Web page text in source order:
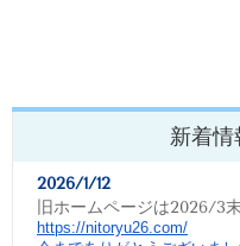
新着
2026/1/12
旧ホームページは2026/3
https://nitoryu26.com/